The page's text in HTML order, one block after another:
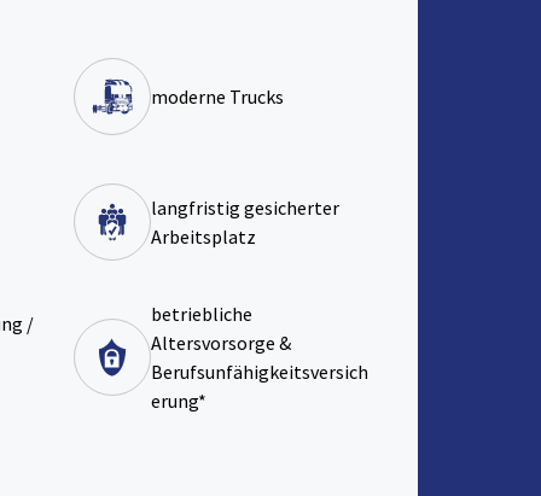
moderne Trucks
langfristig gesicherter
Arbeitsplatz
/
betriebliche
Altersvorsorge &
Berufsunfähigkeitsversich
erung*